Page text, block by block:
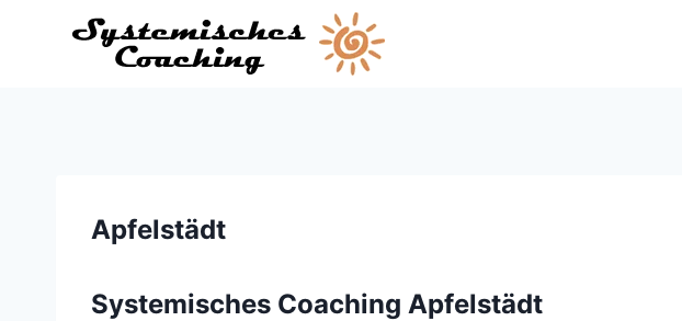
Apfelstädt
Systemisches Coaching Apfelstädt